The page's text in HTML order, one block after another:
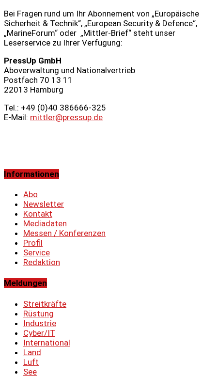
Bei Fragen rund um Ihr Abonnement von „Europäische
Sicherheit & Technik“, „European Security & Defence“,
„MarineForum“ oder „Mittler-Brief“ steht unser
Leserservice zu Ihrer Verfügung:
PressUp GmbH
Aboverwaltung und Nationalvertrieb
Postfach 70 13 11
22013 Hamburg
Tel.: +49 (0)40 386666‑325
E-Mail: mittler@pressup.de
Informationen
Abo
Newsletter
Kontakt
Mediadaten
Messen / Konferenzen
Profil
Service
Redaktion
Meldungen
Streitkräfte
Rüstung
Industrie
Cyber/IT
International
Land
Luft
See